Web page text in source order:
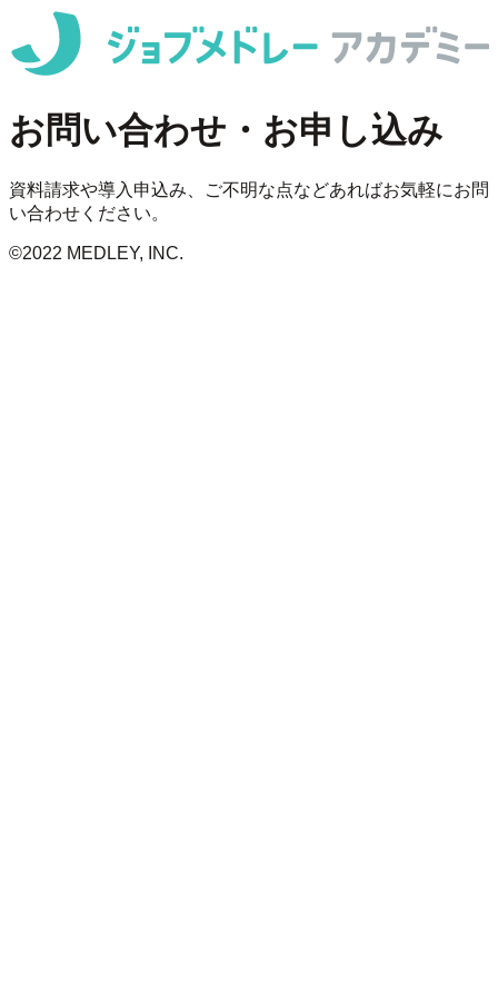
お問い合わせ・お申し込み
資料請求や導入申込み、ご不明な点などあればお気軽にお問
い合わせください。
©2022 MEDLEY, INC.